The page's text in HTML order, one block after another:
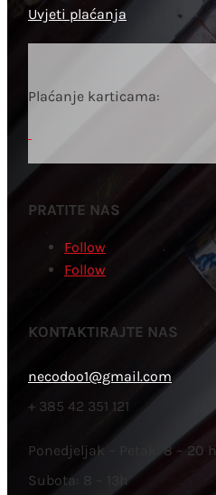
Uvjeti plaćanja
Plaćanje karticama:
PRATITE NAS
Follow
Follow
KONTAKTIRAJTE NAS
necodoo1@gmail.com
+ 385 42 351 121
Ponedjeljak – Petak: 8 – 20 h
Subota: 8 – 13h